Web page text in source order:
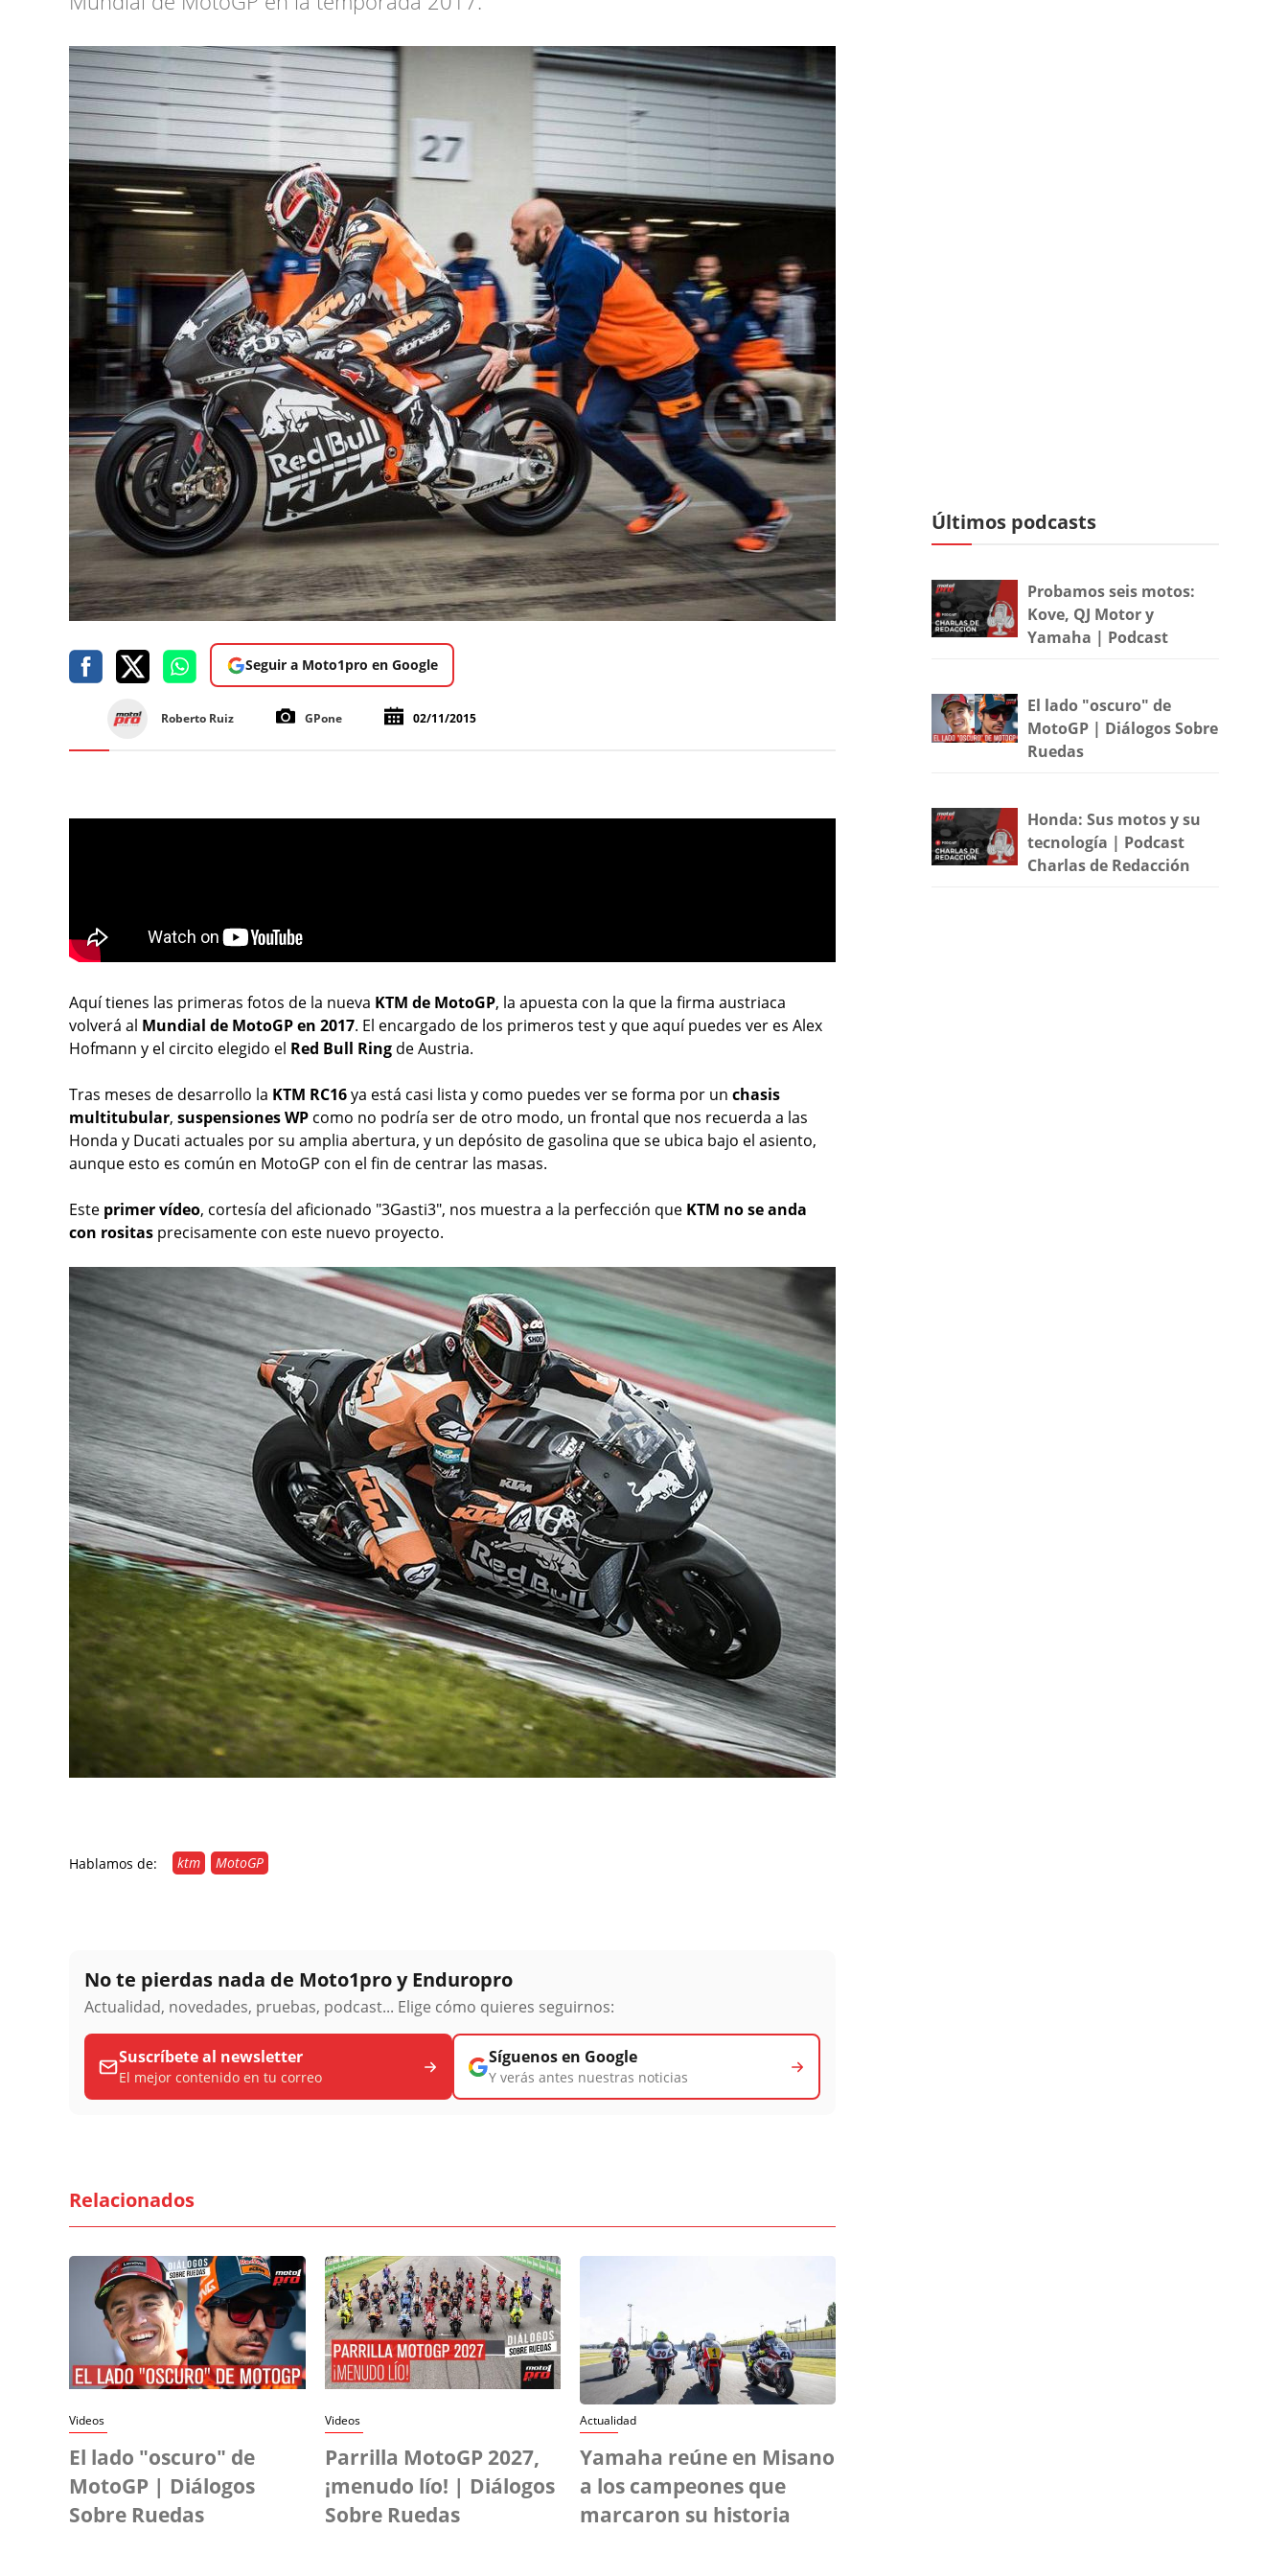
Seguir a Moto1pro en Google
Roberto Ruiz GPone 02/11/2015
Aquí tienes las primeras fotos de la nueva KTM de MotoGP, la apuesta con la que la firma austriaca
volverá al Mundial de MotoGP en 2017. El encargado de los primeros test y que aquí puedes ver es Alex
Hofmann y el circito elegido el Red Bull Ring de Austria.
Tras meses de desarrollo la KTM RC16ya está casi lista y como puedes ver se forma por un chasis
multitubular, suspensiones WP como no podría ser de otro modo, un frontal que nos recuerda a las
Honda y Ducati actuales por su amplia abertura, y un depósito de gasolina que se ubica bajo el asiento,
aunque esto es común en MotoGP con el fin de centrar las masas.
Este primer vídeo, cortesía del aficionado "3Gasti3", nos muestra a la perfección que KTM no se anda
con rositas precisamente con este nuevo proyecto.
Hablamos de: ktm MotoGP
No te pierdas nada de Moto1pro y Enduropro
Actualidad, novedades, pruebas, podcast... Elige cómo quieres seguirnos:
Suscríbete al newsletter
El mejor contenido en tu correo
Síguenos en Google
Y verás antes nuestras noticias
Relacionados
Videos
El lado "oscuro" de
MotoGP | Diálogos
Sobre Ruedas
Videos
Parrilla MotoGP 2027,
¡menudo lío! | Diálogos
Sobre Ruedas
Actualidad
Yamaha reúne en Misano
a los campeones que
marcaron su historia
Últimos podcasts
Probamos seis motos:
Kove, QJ Motor y
Yamaha | Podcast
El lado "oscuro" de
MotoGP | Diálogos Sobre
Ruedas
Honda: Sus motos y su
tecnología | Podcast
Charlas de Redacción